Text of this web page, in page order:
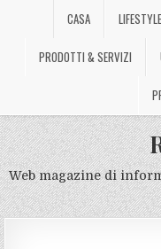
CASA LIFESTYLE
PRODOTTI & SERVIZI
Web magazine di